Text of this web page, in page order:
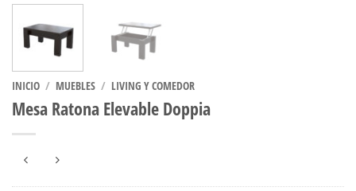
INICIO / MUEBLES / LIVING Y COMEDOR
Mesa Ratona Elevable Doppia